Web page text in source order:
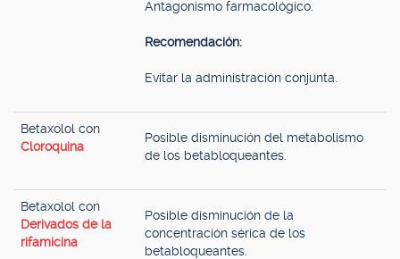
Antagonismo farmacológico.
Recomendación:
Evitar la administración conjunta.
Betaxolol con
Cloroquina
Posible disminución del metabolismo
de los betabloqueantes.
Betaxolol con
Derivados de la
rifamicina
Posible disminución de la
concentración sérica de los
betabloqueantes.